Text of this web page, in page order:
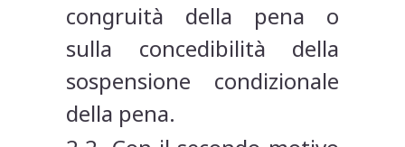
congruità della pena o
sulla concedibilità della
sospensione condizionale
della pena.